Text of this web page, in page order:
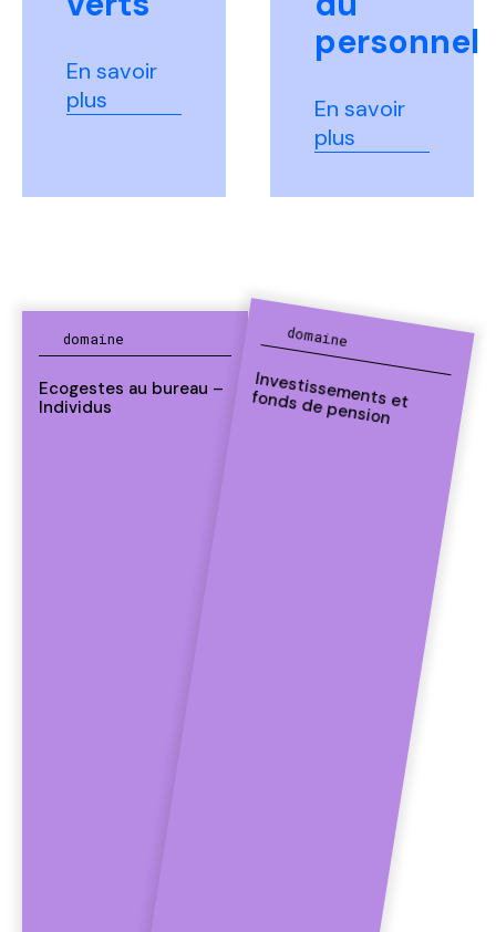
En savoir
plus
personnel
En savoir
plus
domaine
Ecogestes au bureau –
Individus
domaine
Investissem
ents et
fonds de pension